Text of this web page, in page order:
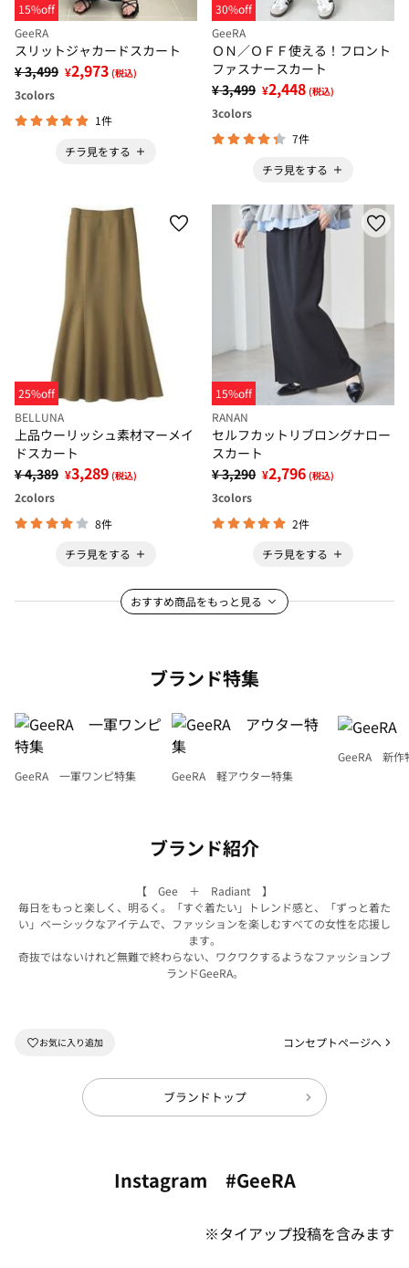
15%off
GeeRA
スリットジャカードスカート
¥ 3,499 ¥2,973 (税込)
3colors
1件
チラ見をする
30%off
GeeRA
ＯＮ／ＯＦＦ使える！フロント
ファスナースカート
¥ 3,499 ¥2,448 (税込)
3colors
7件
チラ見をする
25%off
BELLUNA
上品ウーリッシュ素材マーメイ
ドスカート
¥ 4,389 ¥3,289 (税込)
2colors
8件
チラ見をする
15%off
RANAN
セルフカットリブロングナロー
スカート
¥ 3,290 ¥2,796 (税込)
3colors
2件
チラ見をする
おすすめ商品をもっと見る
ブランド特集
GeeRA 一軍ワンピ特集 GeeRA 軽アウター特集
GeeRA 新作
ブランド紹介
【 Gee ＋ Radiant 】
毎日をもっと楽しく、明るく。「すぐ着たい」トレンド感と、「ずっと着た
い」ベーシックなアイテムで、ファッションを楽しむすべての女性を応援し
ます。
奇抜ではないけれど無難で終わらない、ワクワクするようなファッションブ
ランドGeeRA。
コンセプトページへ
ブランドトップ
Instagram #GeeRA
※タイアップ投稿を含みます